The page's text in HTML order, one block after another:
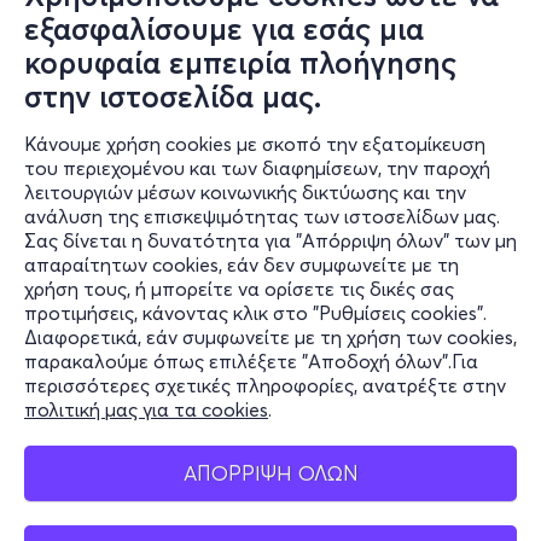
εξασφαλίσουμε για εσάς μια
κορυφαία εμπειρία πλοήγησης
στην ιστοσελίδα μας.
Κάνουμε χρήση cookies με σκοπό την εξατομίκευση
του περιεχομένου και των διαφημίσεων, την παροχή
λειτουργιών μέσων κοινωνικής δικτύωσης και την
ανάλυση της επισκεψιμότητας των ιστοσελίδων μας.
Σας δίνεται η δυνατότητα για "Απόρριψη όλων" των μη
απαραίτητων cookies, εάν δεν συμφωνείτε με τη
χρήση τους, ή μπορείτε να ορίσετε τις δικές σας
προτιμήσεις, κάνοντας κλικ στο "Ρυθμίσεις cookies".
Διαφορετικά, εάν συμφωνείτε με τη χρήση των cookies,
παρακαλούμε όπως επιλέξετε "Αποδοχή όλων".Για
περισσότερες σχετικές πληροφορίες, ανατρέξτε στην
πολιτική μας για τα cookies.
ΑΠΟΡΡΙΨΗ ΟΛΩΝ
Πληροφορίες
Υποστήριξη
Stay Connected
Mobile app